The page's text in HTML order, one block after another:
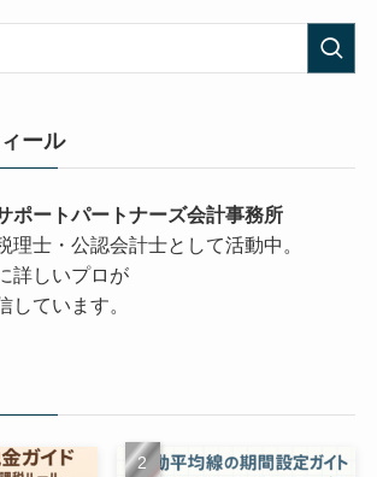
ール
ポートパートナーズ会計事務所
理士・公認会計士として活動中。
詳しいプロが
しています。